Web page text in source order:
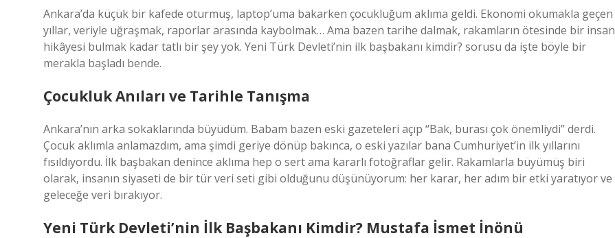
Ankara’da küçük bir kafede oturmuş, laptop’uma bakarken çocukluğum aklıma geldi. Ekonomi okumakla geçen
yıllar, veriyle uğraşmak, raporlar arasında kaybolmak… Ama bazen tarihe dalmak, rakamların ötesinde bir insan
hikâyesi bulmak kadar tatlı bir şey yok. Yeni Türk Devleti’nin ilk başbakanı kimdir? sorusu da işte böyle bir
merakla başladı bende.
Çocukluk Anıları ve Tarihle Tanışma
Ankara’nın arka sokaklarında büyüdüm. Babam bazen eski gazeteleri açıp “Bak, burası çok önemliydi” derdi.
Çocuk aklımla anlamazdım, ama şimdi geriye dönüp bakınca, o eski yazılar bana Cumhuriyet’in ilk yıllarını
fısıldıyordu. İlk başbakan denince aklıma hep o sert ama kararlı fotoğraflar gelir. Rakamlarla büyümüş biri
olarak, insanın siyaseti de bir tür veri seti gibi olduğunu düşünüyorum: her karar, her adım bir etki yaratıyor ve
geleceğe veri bırakıyor.
Yeni Türk Devleti’nin İlk Başbakanı Kimdir? Mustafa İsmet İnönü